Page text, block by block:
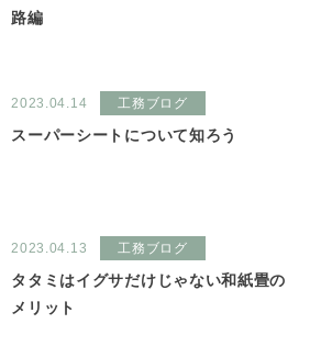
路編
2023.04.14 工務ブログ
スーパーシートについて知ろう
2023.04.13 工務ブログ
タタミはイグサだけじゃない和紙畳の
メリット